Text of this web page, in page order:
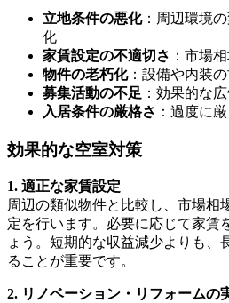
立地条件の悪化：周辺環境
化
家賃設定の不適切さ ：市場
物件の老朽化：設備や内装の
募集活動の不足 ：効果的な
入居条件の厳格さ ：過度に
効果的な空室対策
1. 適正な家賃設定
周辺の類似物件と比較し、市場相
定を行います。必要に応じて家賃
ょう。短期的な収益減少よりも、
ることが重要です。
2. リノベーション・リフォームの